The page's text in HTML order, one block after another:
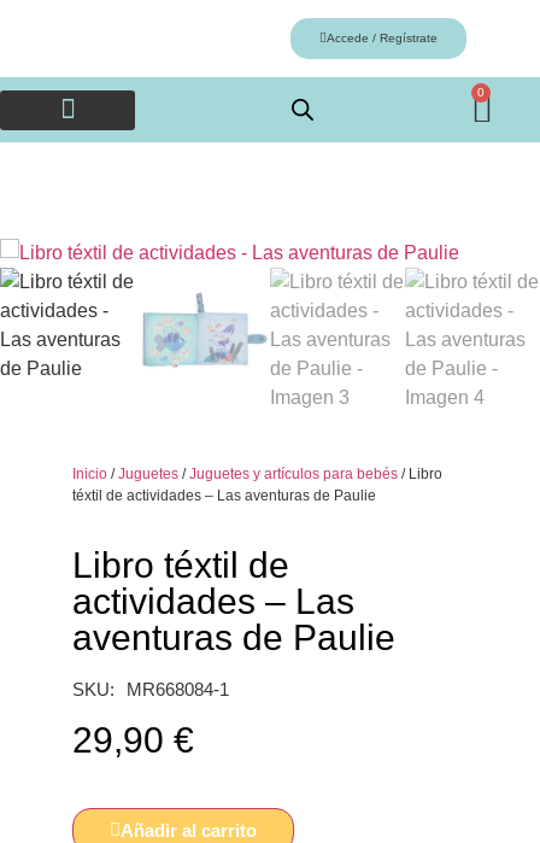
Accede / Regístrate
0
Inicio /Juguetes /Juguetes y artículos para bebés / Libro
téxtil de actividades – Las aventuras de Paulie
Libro téxtil de
actividades – Las
aventuras de Paulie
SKU: MR668084-1
29,90 €
Añadir al carrito